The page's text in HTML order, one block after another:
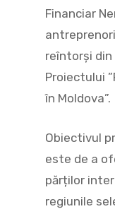
Financiar
reîntorși
Proiectului
în Moldova”.
Obiectivul
este de a
părților
regiunile